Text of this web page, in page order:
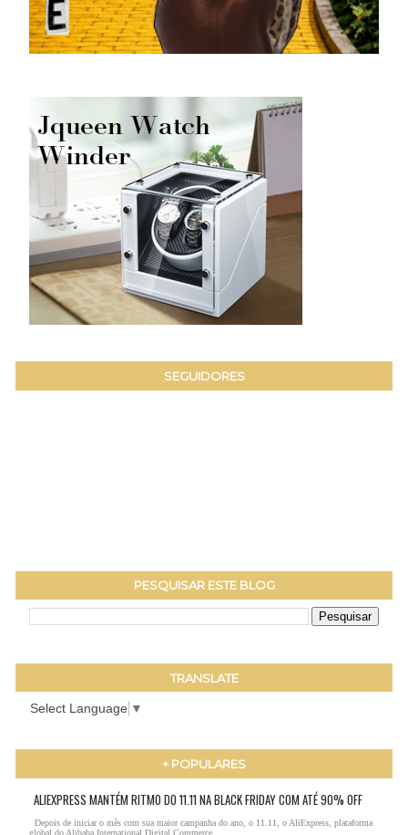
SEGUIDORES
PESQUISAR ESTE BLOG
TRANSLATE
Select Language ▼
+ POPULARES
ALIEXPRESS MANTÉM RITMO DO 11.11 NA BLACK FRIDAY COM ATÉ 90% OFF
Depois de iniciar o mês com sua maior campanha do ano, o 11.11, o AliExpress, plataforma
global do Alibaba International Digital Commerce ...